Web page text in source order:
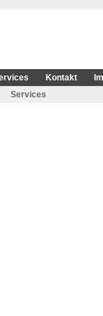
Kontakt
Services